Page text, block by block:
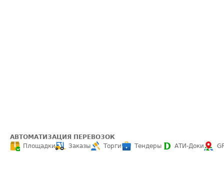
АВТОМАТИЗАЦИЯ ПЕРЕВОЗОК
Площадки
Заказы Торги Тендеры АТИ-Доки